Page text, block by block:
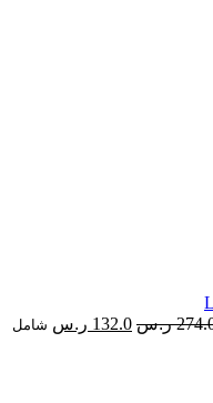
ر.س السعر
132.0 ر.س السعر
شامل